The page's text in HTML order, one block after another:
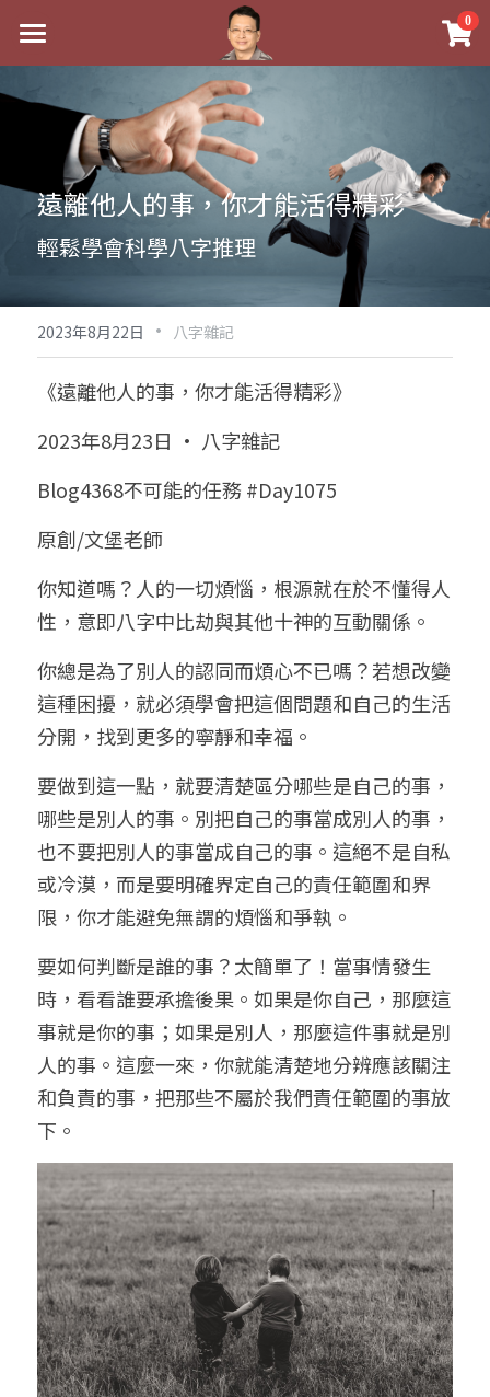
0
最新消息
關於我
實體經營
後天派陽宅
黃金會員專區
八字雜記
心靈成長
人氣最高
站長精選
臉書生活
好書推廌
試閱專區
Podcast聽書
團隊訓練營
八字視頻
陽宅視頻
線上直播
自我挑戰
線上學苑
八字初階班1
八字初階班2
八字進階班
八字中階班
八字高階班
五人實戰班
五行計算初階班
五行計算高階班
團隊訓練營
命理商城
八字完整班
《十神高階實戰錄》完整典藏版
科學八字推理PDF
八字批命
小兒命名
我的著作
科學八字推理1
科學八字推理2
科學八字推理3
科學八字輕鬆學
輕鬆學會科學八字推理
與我預約
批命預約
上課預約
常見問題
FB粉絲頁
登錄 / 註冊
搜索
繁體中文
繁體中文
0938617837
support@p8zicourse.com
五行八字線上班
遠離他人的事，你才能活得精彩
輕鬆學會科學八字推理
2023年8月22日 · 八字雜記
《遠離他人的事，你才能活得精彩》
2023年8月23日 · 八字雜記
Blog4368不可能的任務 #Day1075
原創/文堡老師
你知道嗎？人的一切煩惱，根源就在於不懂得人
性，意即八字中比劫與其他十神的互動關係。
你總是為了別人的認同而煩心不已嗎？若想改變
這種困擾，就必須學會把這個問題和自己的生活
分開，找到更多的寧靜和幸福。
要做到這一點，就要清楚區分哪些是自己的事，
哪些是別人的事。別把自己的事當成別人的事，
也不要把別人的事當成自己的事。這絕不是自私
或冷漠，而是要明確界定自己的責任範圍和界
限，你才能避免無謂的煩惱和爭執。
要如何判斷是誰的事？太簡單了！當事情發生
時，看看誰要承擔後果。如果是你自己，那麼這
事就是你的事；如果是別人，那麼這件事就是別
人的事。這麼一來，你就能清楚地分辨應該關注
和負責的事，把那些不屬於我們責任範圍的事放
下。
×
商品分類
八字線上完整班
科學八字推理PDF
《十神高階實戰錄》完整典藏版